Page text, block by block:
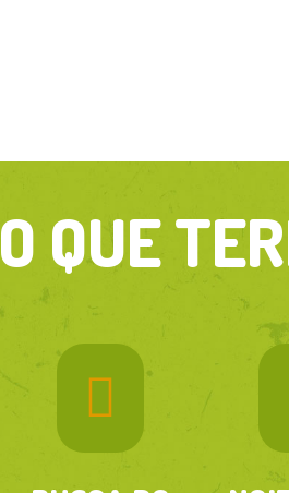
O QUE
